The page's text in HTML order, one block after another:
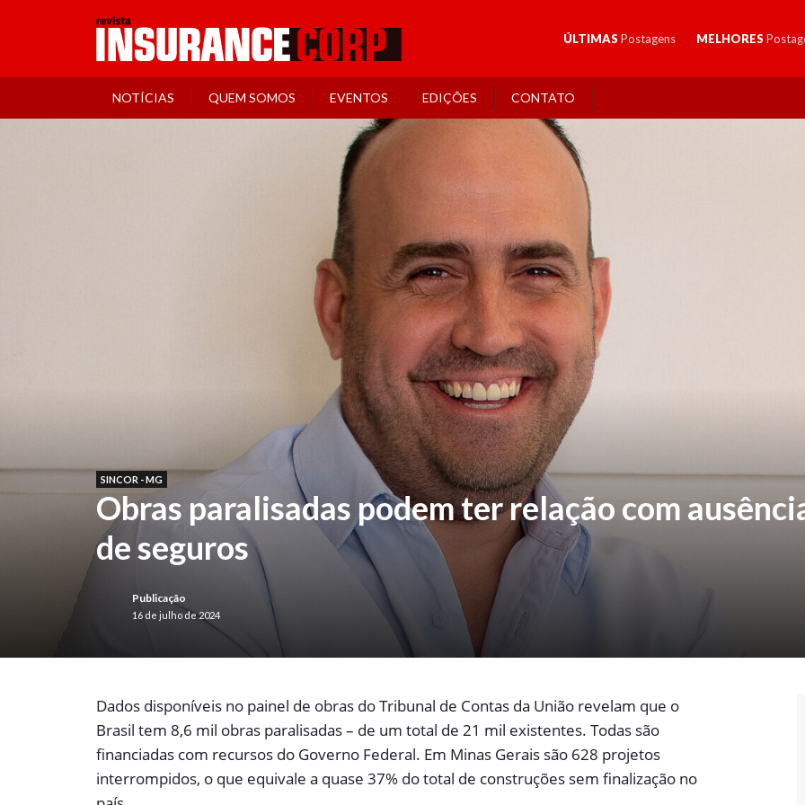
ÚLTIMAS Postagens MELHORES
NOTÍCIAS QUEM SOMOS EVENTOS EDIÇÕES CONTATO
SINCOR - MG
Obras paralisadas podem ter relação com
de seguros
Publicação
16 de julho de 2024
Dados disponíveis no painel de obras do Tribunal de Contas da União revelam que o
Brasil tem 8,6 mil obras paralisadas – de um total de 21 mil existentes. Todas são
financiadas com recursos do Governo Federal. Em Minas Gerais são 628 projetos
interrompidos, o que equivale a quase 37% do total de construções sem finalização no